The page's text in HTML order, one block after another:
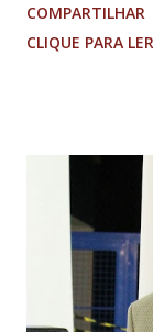
no salão nobre
Minas. Antes da
foram
estadualização
Paulo também
instituição.
Silva e a
COMPARTILHAR
CLIQUE PARA LER